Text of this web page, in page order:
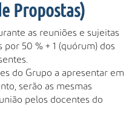
Propostas)
as reuniões e sujeitas
por 50 % + 1 (quórum) dos
do Grupo a apresentar em
serão as mesmas
pelos docentes do